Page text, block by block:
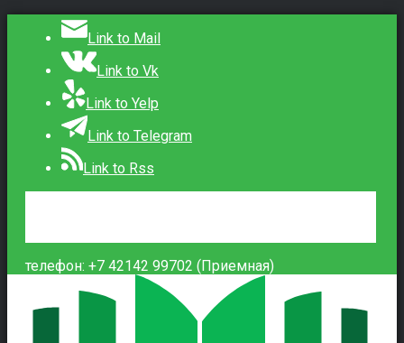
Link to Mail
Link to Vk
Link to Yelp
Link to Telegram
Link to Rss
телефон: +7 42142 99702 (Приемная)